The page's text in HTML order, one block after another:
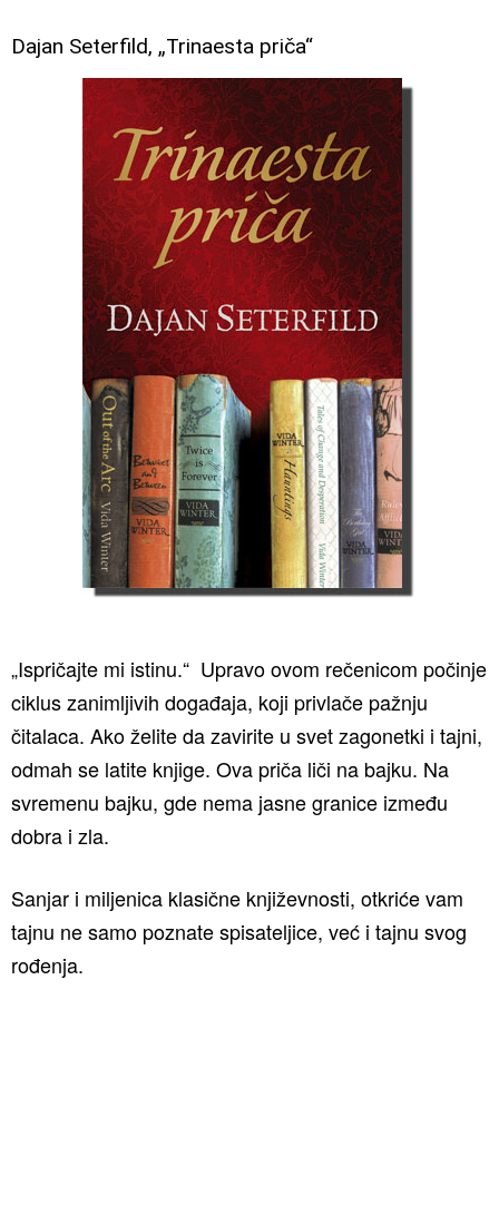
Dajan Seterfild, „Trinaesta priča“
„Ispričajte mi istinu.“ Upravo ovom rečenicom počinje
ciklus zanimljivih događaja, koji privlače pažnju
čitalaca. Ako želite da zavirite u svet zagonetki i tajni,
odmah se latite knjige. Ova priča liči na bajku. Na
svremenu bajku, gde nema jasne granice između
dobra i zla.
Sanjar i miljenica klasične književnosti, otkriće vam
tajnu ne samo poznate spisateljice, već i tajnu svog
rođenja.